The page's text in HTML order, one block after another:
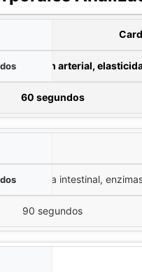
presión arterial,
60 segundos
flora intestinal,
90 segundos